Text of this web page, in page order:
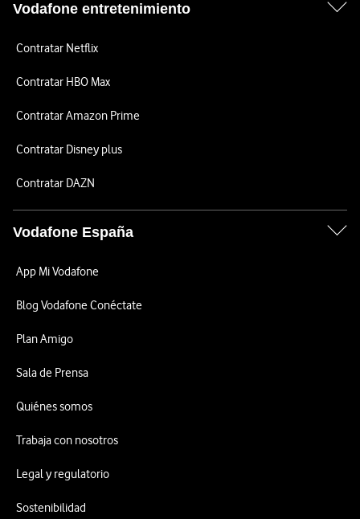
Vodafone entretenimiento
Contratar Netflix
Contratar HBO Max
Contratar Amazon Prime
Contratar Disney plus
Contratar DAZN
Vodafone España
App Mi Vodafone
Blog Vodafone Conéctate
Plan Amigo
Sala de Prensa
Quiénes somos
Trabaja con nosotros
Legal y regulatorio
Sostenibilidad